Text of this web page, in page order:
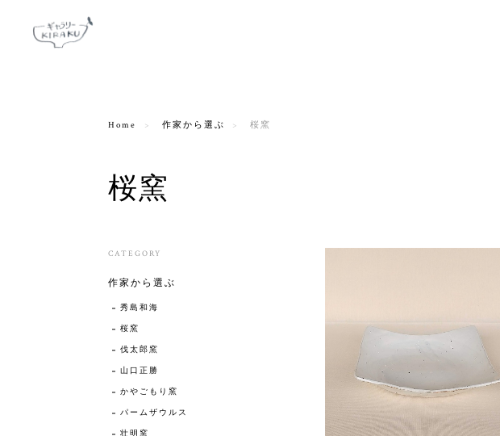
Home 作家から選ぶ 桜窯
桜窯
CATEGORY
作家から選ぶ
秀島和海
桜窯
伐太郎窯
山口正勝
かやごもり窯
パームザウルス
壮明窯